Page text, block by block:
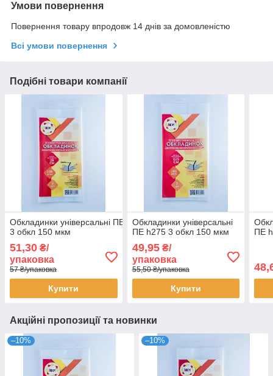
Умови повернення
Повернення товару впродовж 14 днів за домовленістю
Всі умови повернення
Подібні товари компанії
Обкладинки універсальні ПЕ h280
3 обкл 150 мкм
51,30 ₴/
упаковка
57 ₴/упаковка
Купити
Обкладинки універсальні
ПЕ h275 3 обкл 150 мкм
49,95₴/
упаковка
55,50 ₴/упаковка
Купити
ПЕ
Акційні пропозиції та новинки
–10% –10%